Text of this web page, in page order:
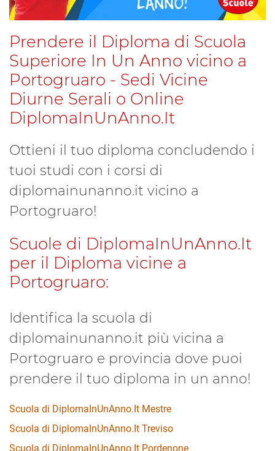
Prendere il Diploma di Scuola
Superiore In Un Anno vicino a
Portogruaro - Sedi Vicine
Diurne Serali o Online
DiplomaInUnAnno.It
Ottieni il tuo diploma concludendo i
tuoi studi con i corsi di
diplomainunanno.it vicino a
Portogruaro!
Scuole di DiplomaInUnAnno.It
per il Diploma vicine a
Portogruaro:
Identifica la scuola di
diplomainunanno.it più vicina a
Portogruaro e provincia dove puoi
prendere il tuo diploma in un anno!
Scuola di DiplomaInUnAnno.It Mestre
Scuola di DiplomaInUnAnno.It Treviso
Scuola di DiplomaInUnAnno.It Pordenone